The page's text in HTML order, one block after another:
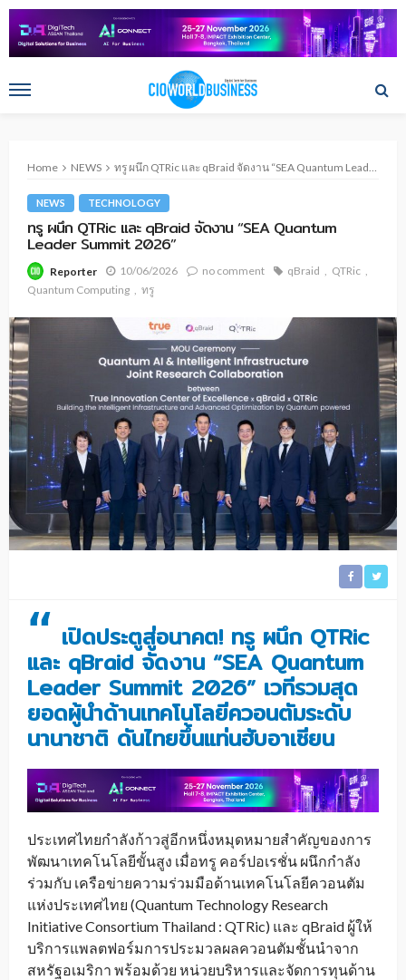
Home NEWS ทรู ผนึก QTRic และ qBraid จัดงาน “SEA Quantum Leader Summit 2026”
NEWS TECHNOLOGY
ทรู ผนึก QTRic และ qBraid จัดงาน “SEA Quantum
Leader Summit 2026”
Reporter 10/06/2026 no comment qBraid
QTRic
Quantum Computing
ทรู
“ เปิดประตูสู่อนาคต! ทรู ผนึก QTRic
และ qBraid จัดงาน “SEA Quantum
Leader Summit 2026” เวทีรวมสุด
ยอดผู้นำด้านเทคโนโลยีควอนตัมระดับ
นานาชาติ ดันไทยขึ้นแท่นฮับอาเซียน
ประเทศไทยกำลังก้าวสู่อีกหนึ่งหมุดหมายสำคัญของการ
พัฒนาเทคโนโลยีขั้นสูง เมื่อทรู คอร์ปอเรชั่น ผนึกกำลัง
ร่วมกับ เครือข่ายความร่วมมือด้านเทคโนโลยีควอนตัม
แห่งประเทศไทย (Quantum Technology Research
Initiative Consortium Thailand : QTRic) และ qBraid ผู้ให้
บริการแพลตฟอร์มการประมวลผลควอนตัมชั้นนำจาก
สหรัฐอเมริกา พร้อมด้วย หน่วยบริหารและจัดการทุนด้าน